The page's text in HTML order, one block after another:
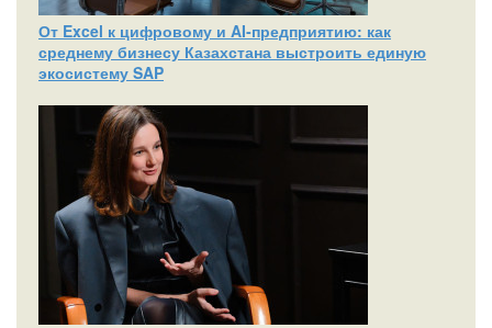
От Excel к цифровому и AI‑предприятию: как
среднему бизнесу Казахстана выстроить единую
экосистему SAP